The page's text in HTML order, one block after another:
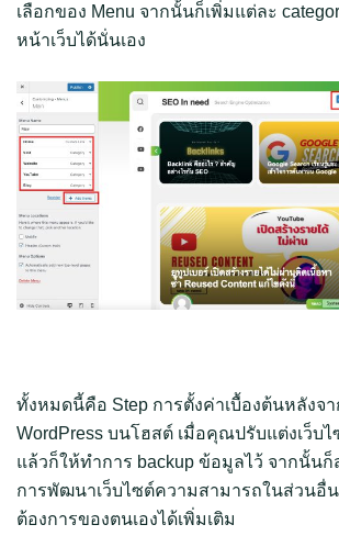
เลือกของ Menu จากนั้นก็เพิ่มแต่ละ
หน้าเว็บได้นั่นเอง
ทั้งหมดนี้คือ Step การตั้งค่าเบื้องต้นหลังจา
WordPress บนโฮสต์ เมื่อคุณปรับแต่งเว็บ
แล้วก็ให้ทำการ backup ข้อมูลไว้ จากนั้นก็
การพัฒนาเว็บไซต์ความสามารถในส่วนอื่
ต้องการของตนเองได้เพิ่มเติม